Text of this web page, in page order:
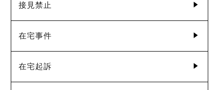
接見禁止
在宅事件
在宅起訴